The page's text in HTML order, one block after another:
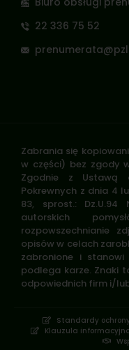
22 336 75 52
Zabrania się
w części) bez zgody
Zgodnie z Ustawą
Pokrewnych z dnia 4
83, sprost.: Dz.U.94
autorskich
rozpowszechnianie
opisów w celach
zabronione i
podlega karze. Znaki
odpowiednich firm i/
Standardy
Klauzula